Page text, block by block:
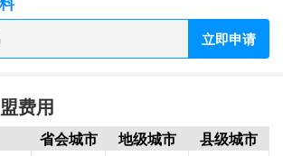
立即申请
费用
省会城市 地级城市 县级城市